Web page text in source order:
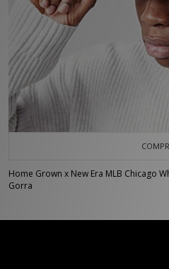
Home Grown x New Era MLB Chicago
Gorra